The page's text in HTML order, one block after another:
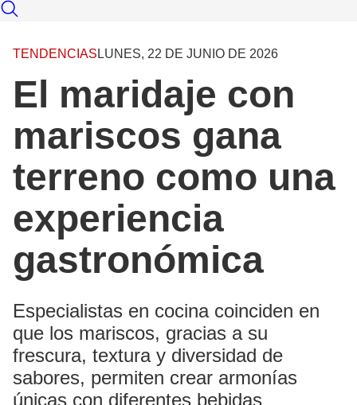
TENDENCIAS LUNES, 22 DE JUNIO DE 2026
El maridaje con
mariscos gana
terreno como una
experiencia
gastronómica
Especialistas en cocina coinciden en
que los mariscos, gracias a su
frescura, textura y diversidad de
sabores, permiten crear armonías
únicas con diferentes bebidas